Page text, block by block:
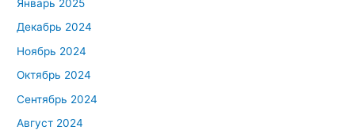
Январь 2025
Декабрь 2024
Ноябрь 2024
Октябрь 2024
Сентябрь 2024
Август 2024